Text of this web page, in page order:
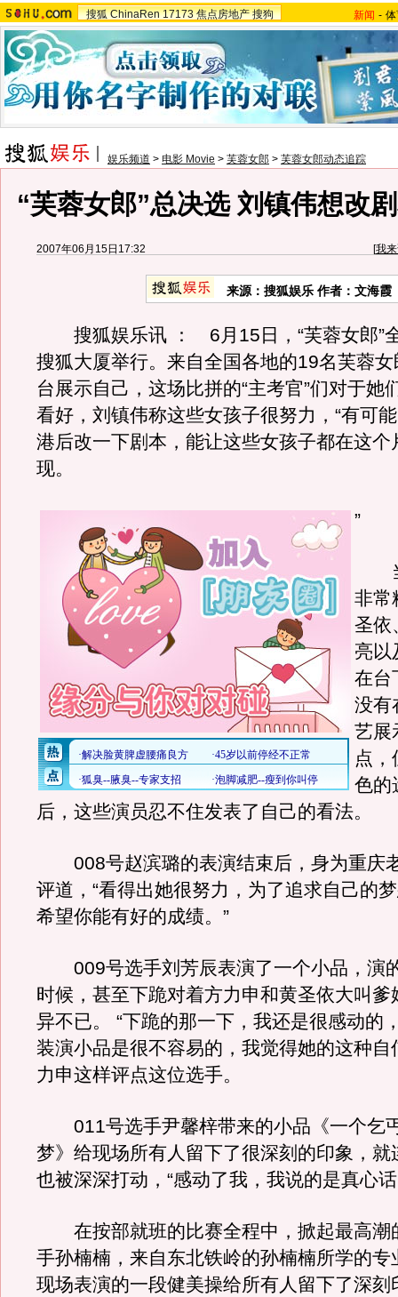
搜狐 ChinaRen 17173 焦点房地产 搜狗 新闻 -
娱乐频道 > 电影 Movie > 芙蓉女郎 > 芙蓉女郎动态追踪
“芙蓉女郎”总决选 刘镇伟想改
2007年06月15日17:32 [我
来源：搜狐娱乐 作者：文海霞
搜狐娱乐讯 ： 6月15日，“芙蓉女郎”
搜狐大厦举行。来自全国各地的19名芙蓉
台展示自己，这场比拼的“主考官”们对于她
看好，刘镇伟称这些女孩子很努力，“有可
港后改一下剧本，能让这些女孩子都在这个
现。
”
当
非常
圣依
亮以
在台
没有
艺展
点，
色的
后，这些演员忍不住发表了自己的看法。
008号赵滨璐的表演结束后，身为重庆
评道，“看得出她很努力，为了追求自己的
希望你能有好的成绩。”
009号选手刘芳辰表演了一个小品，演
时候，甚至下跪对着方力申和黄圣依大叫爹
异不已。 “下跪的那一下，我还是很感动的
装演小品是很不容易的，我觉得她的这种自
力申这样评点这位选手。
011号选手尹馨梓带来的小品《一个乞
梦》给现场所有人留下了很深刻的印象，就
也被深深打动，“感动了我，我说的是真心话
在按部就班的比赛全程中，掀起最高潮
手孙楠楠，来自东北铁岭的孙楠楠所学的专
现场表演的一段健美操给所有人留下了深刻